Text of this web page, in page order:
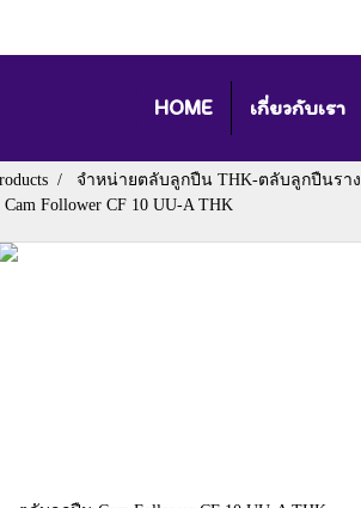
HOME เกี่ยวกับเรา
จำหน่ายตลับลูกปืน THK-ตลับลูกปืนราง
Follower CF 10 UU-A THK